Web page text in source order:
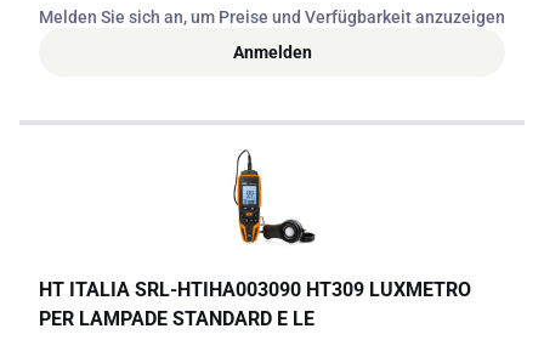
Melden Sie sich an, um Preise und Verfügbarkeit anzuzeigen
Anmelden
HT ITALIA SRL-HTIHA003090 HT309 LUXMETRO
PER LAMPADE STANDARD E LE